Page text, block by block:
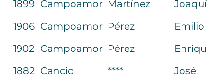
1899 Campoamor Martínez
Joaquín
1906 Campoamor Pérez
Emilio
1902 Campoamor Pérez
1882 Cancio ****
José